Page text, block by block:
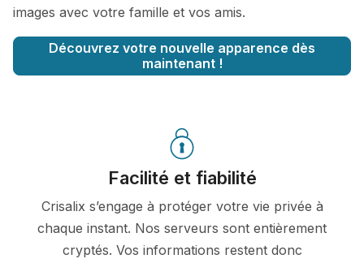
images avec votre famille et vos amis.
Découvrez votre nouvelle apparence dès
maintenant !
Facilité et fiabilité
Crisalix s’engage à protéger votre vie privée à
chaque instant. Nos serveurs sont entièrement
cryptés. Vos informations restent donc